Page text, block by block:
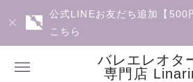
公式LINEお友だち追加【500
こちら
バレエレオタ
専門店